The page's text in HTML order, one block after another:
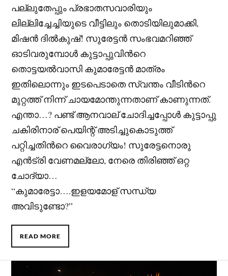
പല്ലുതേപ്പും പ്രഭാതസവാരിയും
ലില്ലിച്ചേച്ചിയുടെ വീട്ടിലും തൊടിയിലുമാക്കി,
മിഷൻ ദിൽകുഷ്! സുരേട്ടൻ സംഭവമറിഞ്ഞ്
ഓടിവരുമ്പോൾ കുട്ടാപ്പുവിന്‍റെ
തൊട്ടയൽവാസി കുമാരേട്ടൻ മാത്രം
ഇതിലൊന്നും ഇടപെടാതെ സ്വന്തം വീടിന്‍റെ
മുറ്റത്ത് നിന്ന് ചായമോന്തുന്നതാണ് കാണുന്നത്.
എന്താ…? പണ്ട് ആനവാല് ചോദിച്ചപ്പോൾ കുട്ടാപ്പു
ചകിരിനാര് പെയിന്റ് അടിച്ചുകൊടുത്ത്
പറ്റിച്ചതിന്‍റെ വൈരാഗ്യം! സുരേട്ടനൊരു
എൻട്രി വേണമല്ലോ, നേരെ തിരിഞ്ഞ് ഒറ്റ
ചോദ്യാ…
“കുമാരേട്ടാ….ഇളയമോള് സന്ധ്യ
അവിടുണ്ടോ?”
READ MORE